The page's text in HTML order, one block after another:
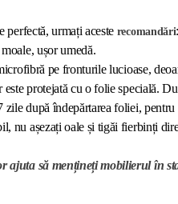
perfectă, urmați aceste recomandări:
ușor umedă.
pe fronturile lucioase,
protejată cu o folie specială.
după îndepărtarea foliei, pentru
nu așezați oale și tigăi fierbinți
ajuta să mențineți mobilierul în